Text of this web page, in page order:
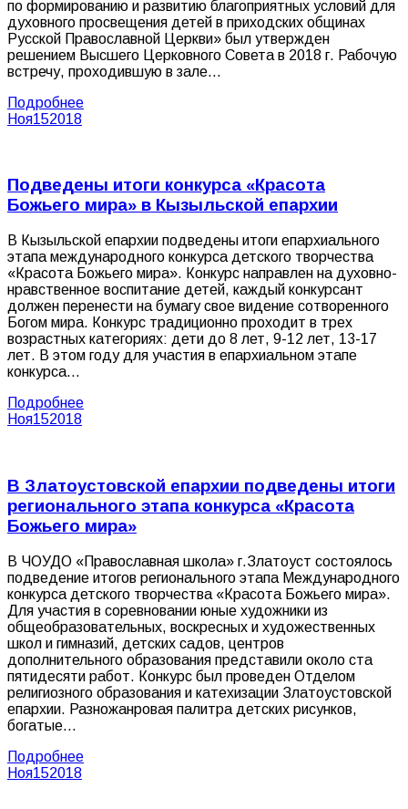
по формированию и развитию благоприятных условий для
духовного просвещения детей в приходских общинах
Русской Православной Церкви» был утвержден
решением Высшего Церковного Совета в 2018 г. Рабочую
встречу, проходившую в зале…
Подробнее
Ноя152018
Подведены итоги конкурса «Красота
Божьего мира» в Кызыльской епархии
В Кызыльской епархии подведены итоги епархиального
этапа международного конкурса детского творчества
«Красота Божьего мира». Конкурс направлен на духовно-
нравственное воспитание детей, каждый конкурсант
должен перенести на бумагу свое видение сотворенного
Богом мира. Конкурс традиционно проходит в трех
возрастных категориях: дети до 8 лет, 9-12 лет, 13-17
лет. В этом году для участия в епархиальном этапе
конкурса…
Подробнее
Ноя152018
В Златоустовской епархии подведены итоги
регионального этапа конкурса «Красота
Божьего мира»
В ЧОУДО «Православная школа» г.Златоуст состоялось
подведение итогов регионального этапа Международного
конкурса детского творчества «Красота Божьего мира».
Для участия в соревновании юные художники из
общеобразовательных, воскресных и художественных
школ и гимназий, детских садов, центров
дополнительного образования представили около ста
пятидесяти работ. Конкурс был проведен Отделом
религиозного образования и катехизации Златоустовской
епархии. Разножанровая палитра детских рисунков,
богатые…
Подробнее
Ноя152018